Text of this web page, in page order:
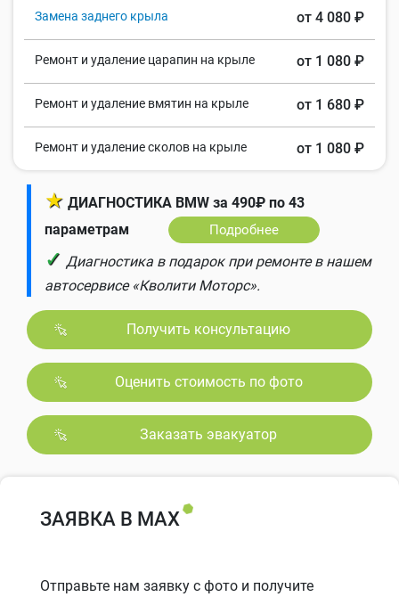
Замена заднего крыла от 4 080 ₽
Ремонт и удаление царапин на крыле от 1 080 ₽
Ремонт и удаление вмятин на крыле от 1 680 ₽
Ремонт и удаление сколов на крыле от 1 080 ₽
★ ДИАГНОСТИКА BMW за 490₽ по 43
параметрам
Подробнее
✓ Диагностика в подарок при ремонте в нашем
автосервисе «Кволити Моторс».
Получить консультацию
Оценить стоимость по фото
Заказать эвакуатор
ЗАЯВКА В MAX
Отправьте нам заявку с фото и получите